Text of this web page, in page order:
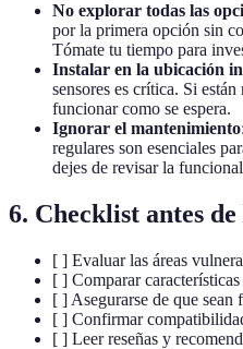
No explorar todas las
por la primera opción sin
Tómate tu tiempo para
Instalar en la ubicación
sensores es crítica. Si
funcionar como se espera.
Ignorar el mantenimiento
regulares son esenciales
dejes de revisar la
6. Checklist antes
[ ] Evaluar las áreas
[ ] Comparar
[ ] Asegurarse de que sean
[ ] Confirmar
[ ] Leer reseñas y